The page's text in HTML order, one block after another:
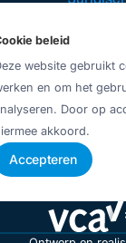
beleid
website gebruikt
en om het
Door op
akkoord.
Accepteren
Revisie
Algemene